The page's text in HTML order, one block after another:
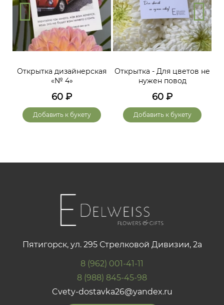
Открытка дизайнерская
«№ 4»
60 ₽
Добавить к букету
Открытка - Для цветов не
нужен повод
60 ₽
Добавить к букету
Пятигорск, ул. 295 Стрелковой Дивизии, 2а
8 (962) 001-41-11
8 (988) 845-45-98
Cvety-dostavka26@yandex.ru